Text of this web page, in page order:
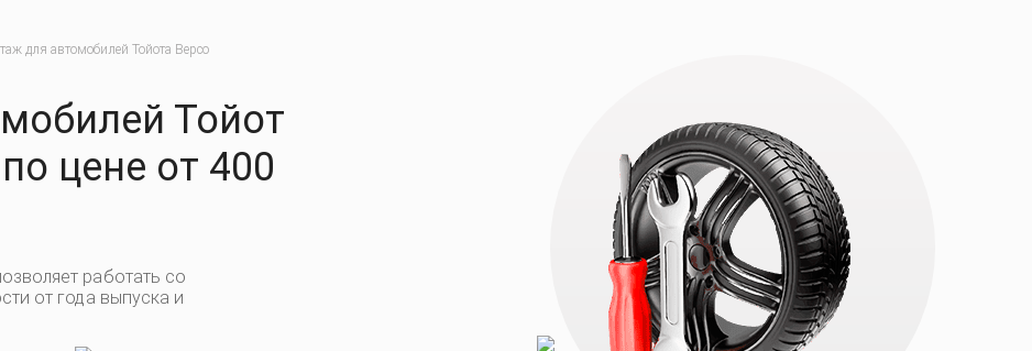
для автомобилей Тойота Версо
Тойот
цене от 400
работать со
от года выпуска и